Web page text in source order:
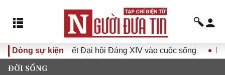
Dòng sự kiện
Nghị quyết Đại hội Đảng XIV vào cuộc sống Hướng tới
ĐỜI SỐNG